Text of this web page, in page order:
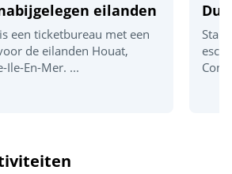
eilanden
een ticketbureau met een
de eilanden Houat,
Ile-En-Mer. ...